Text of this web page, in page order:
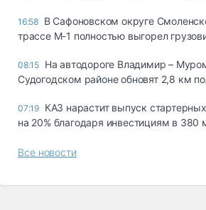
16:58 В Сафоновском округе
трассе М-1 полностью выгорел
08:15 На автодороге Владимир –
Судогодском районе обновят 2,8 км
07:19 КАЗ нарастит выпуск
на 20% благодаря инвестициям в 380
Все новости